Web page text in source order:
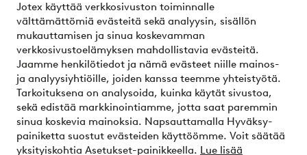
Jotex käyttää verkkosivuston toiminnalle
välttämättömiä evästeitä sekä analyysin, sisällön
mukauttamisen ja sinua koskevamman
verkkosivustoelämyksen mahdollistavia evästeitä.
Jaamme henkilötiedot ja nämä evästeet niille mainos-
ja analyysiyhtiöille, joiden kanssa teemme yhteistyötä.
Tarkoituksena on analysoida, kuinka käytät sivustoa,
sekä edistää markkinointiamme, jotta saat paremmin
sinua koskevia mainoksia. Napsauttamalla Hyväksy-
painiketta suostut evästeiden käyttöömme. Voit säätää
yksityiskohtia Asetukset-painikkeella. Lue lisää
Ystävät
Turvalliset maksut – maksa nyt tai erissä
Haluatko tietää lisää maksuvaihtoehdoistamme?
elpy